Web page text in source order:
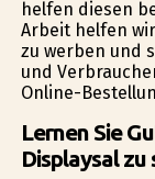
helfen diesen
Arbeit helfen
zu werben und
und
Online-
Lernen Sie
Displaysal zu